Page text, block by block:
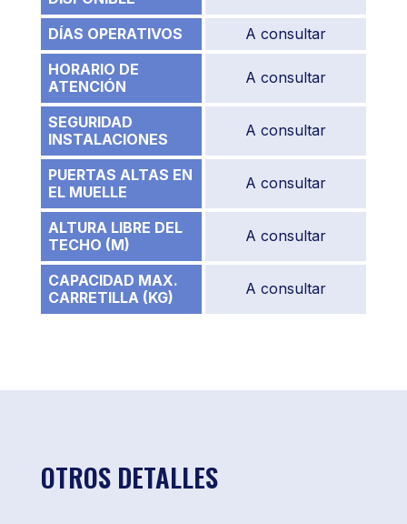
DÍAS OPERATIVOS
A consultar
HORARIO DE
ATENCIÓN
A consultar
SEGURIDAD
INSTALACIONES
A consultar
PUERTAS ALTAS EN
EL MUELLE
A consultar
ALTURA LIBRE DEL
TECHO (M)
A consultar
CAPACIDAD MAX.
CARRETILLA (KG)
A consultar
OTROS DETALLES